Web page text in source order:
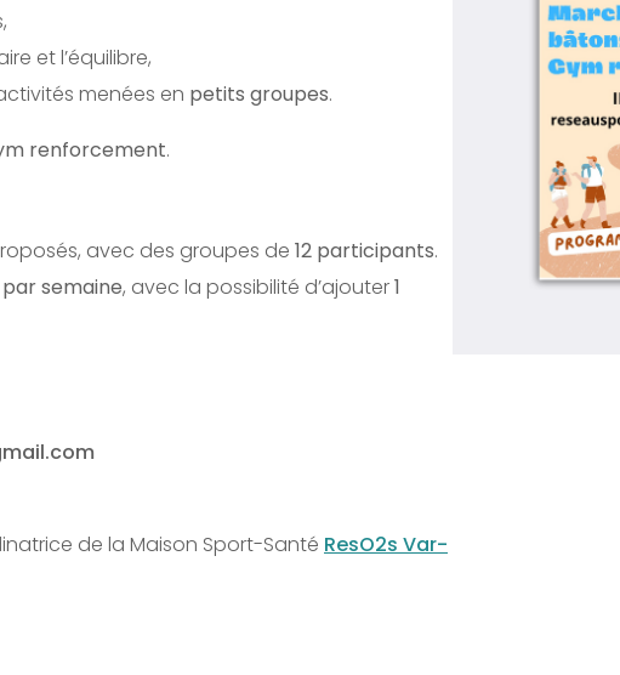
et l’équilibre,
menées en petits groupes.
renforcement.
avec des groupes de 12 participants.
semaine, avec la possibilité d’ajouter1
de la Maison Sport-Santé ResO2s Var-